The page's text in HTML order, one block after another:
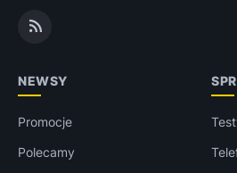
NEWSY
Promocje
Polecamy